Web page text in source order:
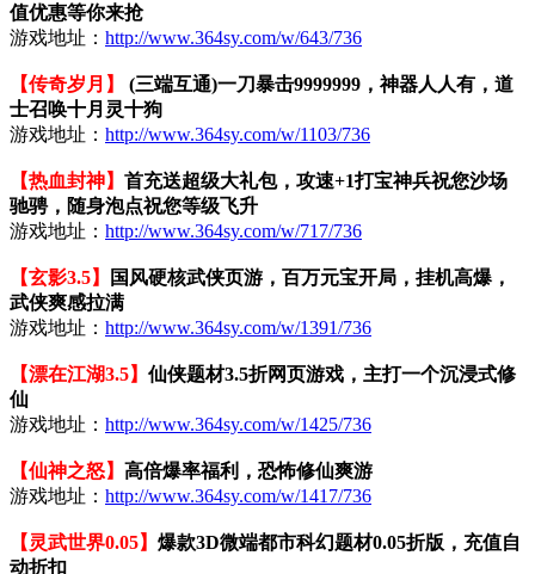
值优惠等你来抢
游戏地址： http://www.364sy.com/w/643/736
【传奇岁月】
(三端互通)一刀暴击9999999，神器人人有，道
士召唤十月灵十狗
游戏地址： http://www.364sy.com/w/1103/736
【热血封神】 首充送超级大礼包，攻速+1打宝神兵祝您沙场
驰骋，随身泡点祝您等级飞升
游戏地址： http://www.364sy.com/w/717/736
【玄影3.5】
国风硬核武侠页游，百万元宝开局，挂机高爆，
武侠爽感拉满
游戏地址： http://www.364sy.com/w/1391/736
【漂在江湖3.5】 仙侠题材3.5折网页游戏，主打一个沉浸式修
仙
游戏地址： http://www.364sy.com/w/1425/736
【仙神之怒】 高倍爆率福利，恐怖修仙爽游
游戏地址： http://www.364sy.com/w/1417/736
【灵武世界0.05】 爆款3D微端都市科幻题材0.05折版，充值自
动折扣